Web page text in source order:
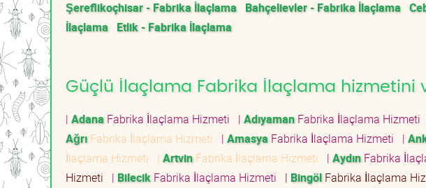
Şereflikoçhisar - Fabrika İlaçlama Bahçelievler - Fabrika İlaçlama
İlaçlama Etlik - Fabrika İlaçlama
Güçlü İlaçlama Fabrika İlaçlama hizmetini
| Adana Fabrika İlaçlama Hizmeti | AdıyamanFabrika İlaçlama Hizmeti
AğrıFabrika İlaçlama Hizmeti | Amasya Fabrika İlaçlama Hizmeti |
İlaçlama Hizmeti
| ArtvinFabrika İlaçlama Hizmeti | AydınFabrika
Hizmeti
| Bilecik Fabrika İlaçlama Hizmeti | BingölFabrika İlaçlama